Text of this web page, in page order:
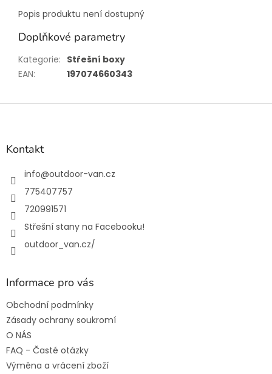
Popis produktu není dostupný
Doplňkové parametry
Kategorie: Střešní boxy
EAN: 197074660343
Z
Kontakt
info@outdoor-van.cz
775407757
720991571
Střešní stany na Facebooku!
outdoor_van.cz/
Informace pro vás
Obchodní podmínky
Zásady ochrany soukromí
O NÁS
FAQ - Časté otázky
Výměna a vrácení zboží